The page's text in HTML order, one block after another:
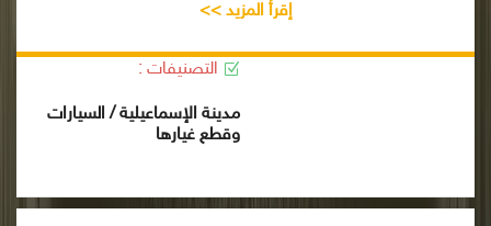
إقرأ المزيد >>
التصنيفات :
مدينة الإسماعيلية / السيارات
وقطع غيارها